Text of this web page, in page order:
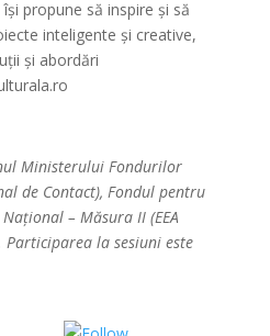
propune să inspire și să
inteligente și creative,
și abordări
Ministerului Fondurilor
de Contact), Fondul pentru
– Măsura II (EEA
Participarea la sesiuni este